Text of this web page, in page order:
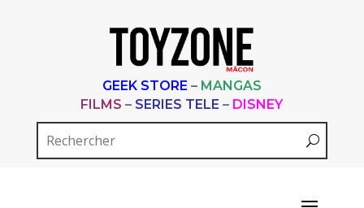
GEEK STORE – MANGAS
FILMS – SERIES TELE – DISNEY